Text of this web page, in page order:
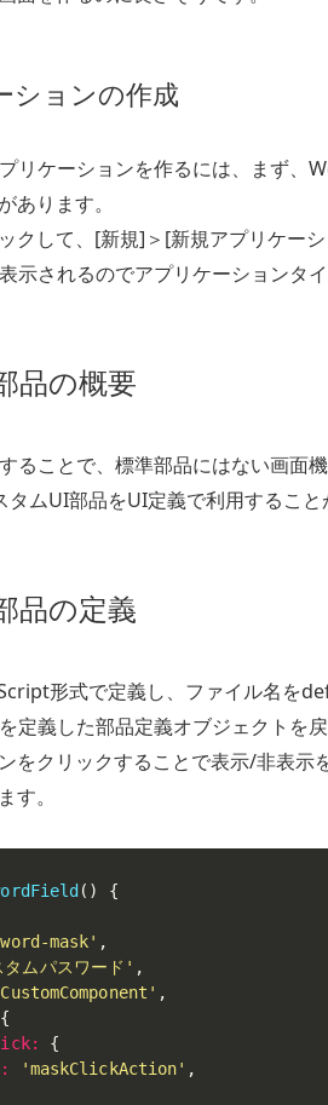
ションの作成
リケーションを作るには、まず、
あります。
クして、[新規]＞[新規アプリケーシ
示されるのでアプリケーションタイ
品の概要
ることで、標準部品にはない画面
ムUI部品をUI定義で利用すること
品の定義
形式で定義し、ファイル名を
定義した部品定義オブジェクトを
をクリックすることで表示/非表示
す。
( )
{
mask' ,
ムパスワード' ,
,
{
:
{
: 'maskClickAction' ,